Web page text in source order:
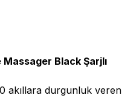
Black Şarjlı
akıllara durgunluk veren